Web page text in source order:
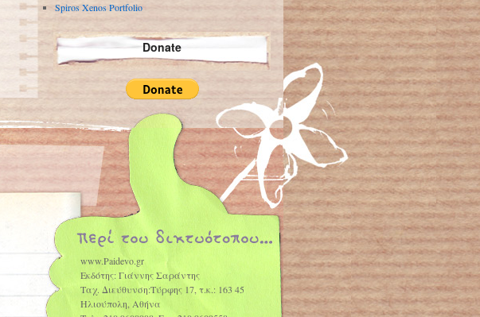
Spiros Xenos Portfolio
Donate
www.Paidevo.gr
Εκδότης: Γιάννης Σαράντης
Ταχ. Διεύθυνση:Τύρφης 17, τ.κ.: 163 45
Ηλιούπολη, Αθήνα